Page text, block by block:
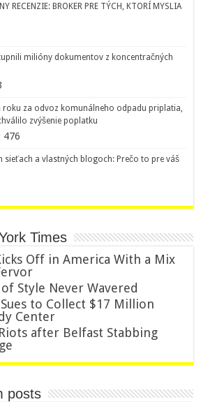
RECENZIE: BROKER PRE TÝCH, KTORÍ MYSLIA
milióny dokumentov z koncentračných
za odvoz komunálneho odpadu priplatia,
zvýšenie poplatku
476
sieťach a vlastných blogoch: Prečo to pre váš
Times
Off in America With a Mix
of Style Never Wavered
to Collect $17 Million
Center
after Belfast Stabbing
posts